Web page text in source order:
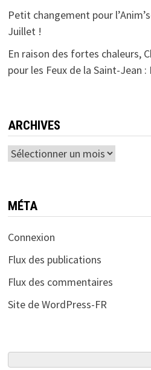
Petit changement pour
Juillet !
En raison des fortes chaleurs,
pour les Feux de la Saint-Jean
ARCHIVES
Archives
MÉTA
Connexion
Flux des publications
Flux des commentaires
Site de WordPress-FR